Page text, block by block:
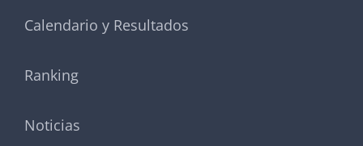
Calendario y Resultados
Ranking
Noticias